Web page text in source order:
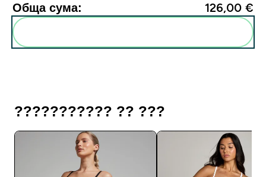
Обща сума: 126,00 €‎
??????????? ?? ???